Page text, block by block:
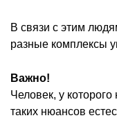
В связи с этим
разные комплексы
Важно!
Человек, у
таких нюансов